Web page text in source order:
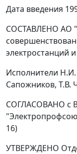
Дата введения
СОСТАВЛЕНО АО
электростанций
Исполнители
Сапожников, Т.В.
СОГЛАСОВАНО с
16)
УТВЕРЖДЕНО